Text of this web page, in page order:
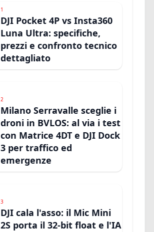
1
DJI Pocket 4P vs Insta360
Luna Ultra: specifiche,
prezzi e confronto tecnico
dettagliato
2
Milano Serravalle sceglie i
droni in BVLOS: al via i test
con Matrice 4DT e DJI Dock
3 per traffico ed
emergenze
3
DJI cala l'asso: il Mic Mini
2S porta il 32-bit float e l'IA